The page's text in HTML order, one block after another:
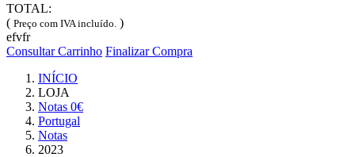
TOTAL:
( Preço com IVA incluído. )
efvfr
Consultar Carrinho Finalizar Compra
INÍCIO
LOJA
Notas 0€
Portugal
Notas
2023